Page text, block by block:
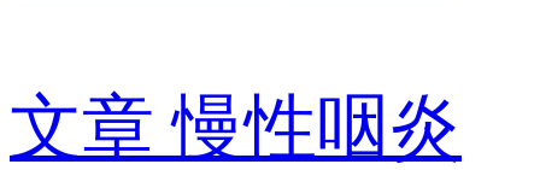
文章 慢性咽炎